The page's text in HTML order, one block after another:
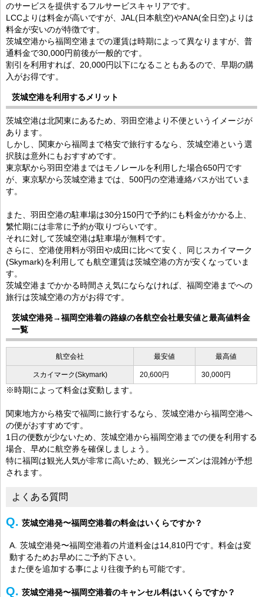
のサービスを提供するフルサービスキャリアです。
LCCよりは料金が高いですが、JAL(日本航空)やANA(全日空)よりは
料金が安いのが特徴です。
茨城空港から福岡空港までの運賃は時期によって異なりますが、普
通料金で30,000円前後が一般的です。
割引を利用すれば、20,000円以下になることもあるので、早期の購
入がお得です。
茨城空港を利用するメリット
茨城空港は北関東にあるため、羽田空港より不便というイメージが
あります。
しかし、関東から福岡まで格安で旅行するなら、茨城空港という選
択肢は意外にもおすすめです。
東京駅から羽田空港まではモノレールを利用した場合650円です
が、東京駅から茨城空港までは、500円の空港連絡バスが出ていま
す。
また、羽田空港の駐車場は30分150円で予約にも料金がかかる上、
繁忙期には非常に予約が取りづらいです。
それに対して茨城空港は駐車場が無料です。
さらに、空港使用料が羽田や成田に比べて安く、同じスカイマーク
(Skymark)を利用しても航空運賃は茨城空港の方が安くなっていま
す。
茨城空港までかかる時間さえ気にならなければ、福岡空港までへの
旅行は茨城空港の方がお得です。
茨城空港発→福岡空港着の路線の各航空会社最安値と最高値料金
一覧
航空会社 最安値 最高値
スカイマーク(Skymark) 20,600円 30,000円
※時期によって料金は変動します。
関東地方から格安で福岡に旅行するなら、茨城空港から福岡空港へ
の便がおすすめです。
1日の便数が少ないため、茨城空港から福岡空港までの便を利用する
場合、早めに航空券を確保しましょう。
特に福岡は観光人気が非常に高いため、観光シーズンは混雑が予想
されます。
よくある質問
茨城空港発〜福岡空港着の料金はいくらですか？
茨城空港発〜福岡空港着の片道料金は14,810円です。料金は変
動するためお早めにご予約下さい。
また便を追加する事により往復予約も可能です。
茨城空港発〜福岡空港着のキャンセル料はいくらですか？